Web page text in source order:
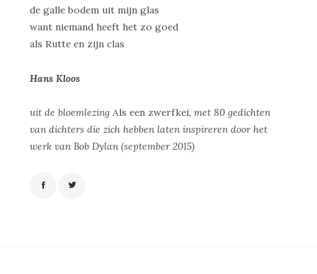
de galle bodem uit mijn glas
want niemand heeft het zo goed
als Rutte en zijn clas
Hans Kloos
uit de bloemlezing Als een zwerfkei, met 80 gedichten
van dichters die zich hebben laten inspireren door het
werk van Bob Dylan (september 2015)